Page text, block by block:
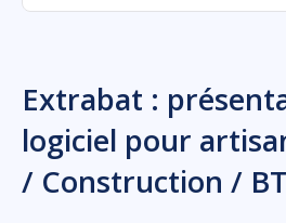
Extrabat :
logiciel pour
/ Construction /